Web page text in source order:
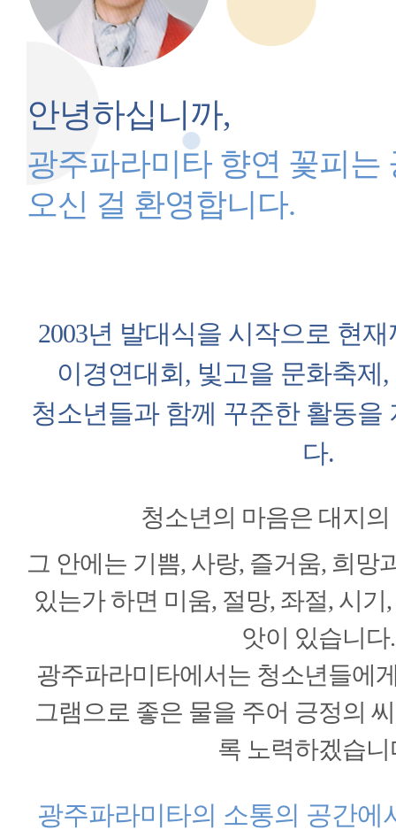
안녕하십니까,
광주파라미타 향연 꽃피는
오신 걸 환영합니다.
2003년 발대식을 시작으로 현
이경연대회, 빛고을 문화축제
청소년들과 함께 꾸준한 활동을
다.
청소년의 마음은 대지
그 안에는 기쁨, 사랑, 즐거움, 희망
있는가 하면 미움, 절망, 좌절, 시
앗이 있습니다.
광주파라미타에서는 청소년들에
그램으로 좋은 물을 주어 긍정의
록 노력하겠습니
광주파라미타의 소통의 공간에